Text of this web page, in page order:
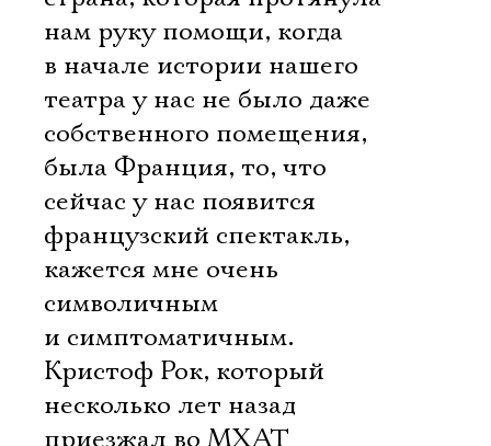
нам руку помощи, когда
в начале истории нашего
театра у нас не было даже
собственного помещения,
была Франция, то, что
сейчас у нас появится
французский спектакль,
кажется мне очень
символичным
и симптоматичным.
Кристоф Рок, который
несколько лет назад
приезжал во МХАТ